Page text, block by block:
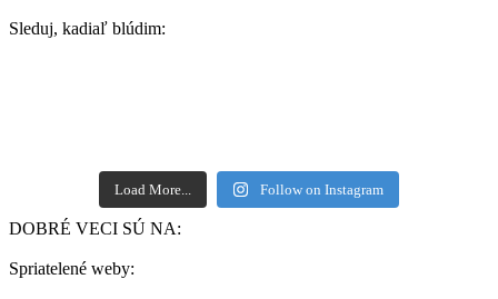
Sleduj, kadiaľ blúdim:
Load More... Follow on Instagram
DOBRÉ VECI SÚ NA:
Spriatelené weby: